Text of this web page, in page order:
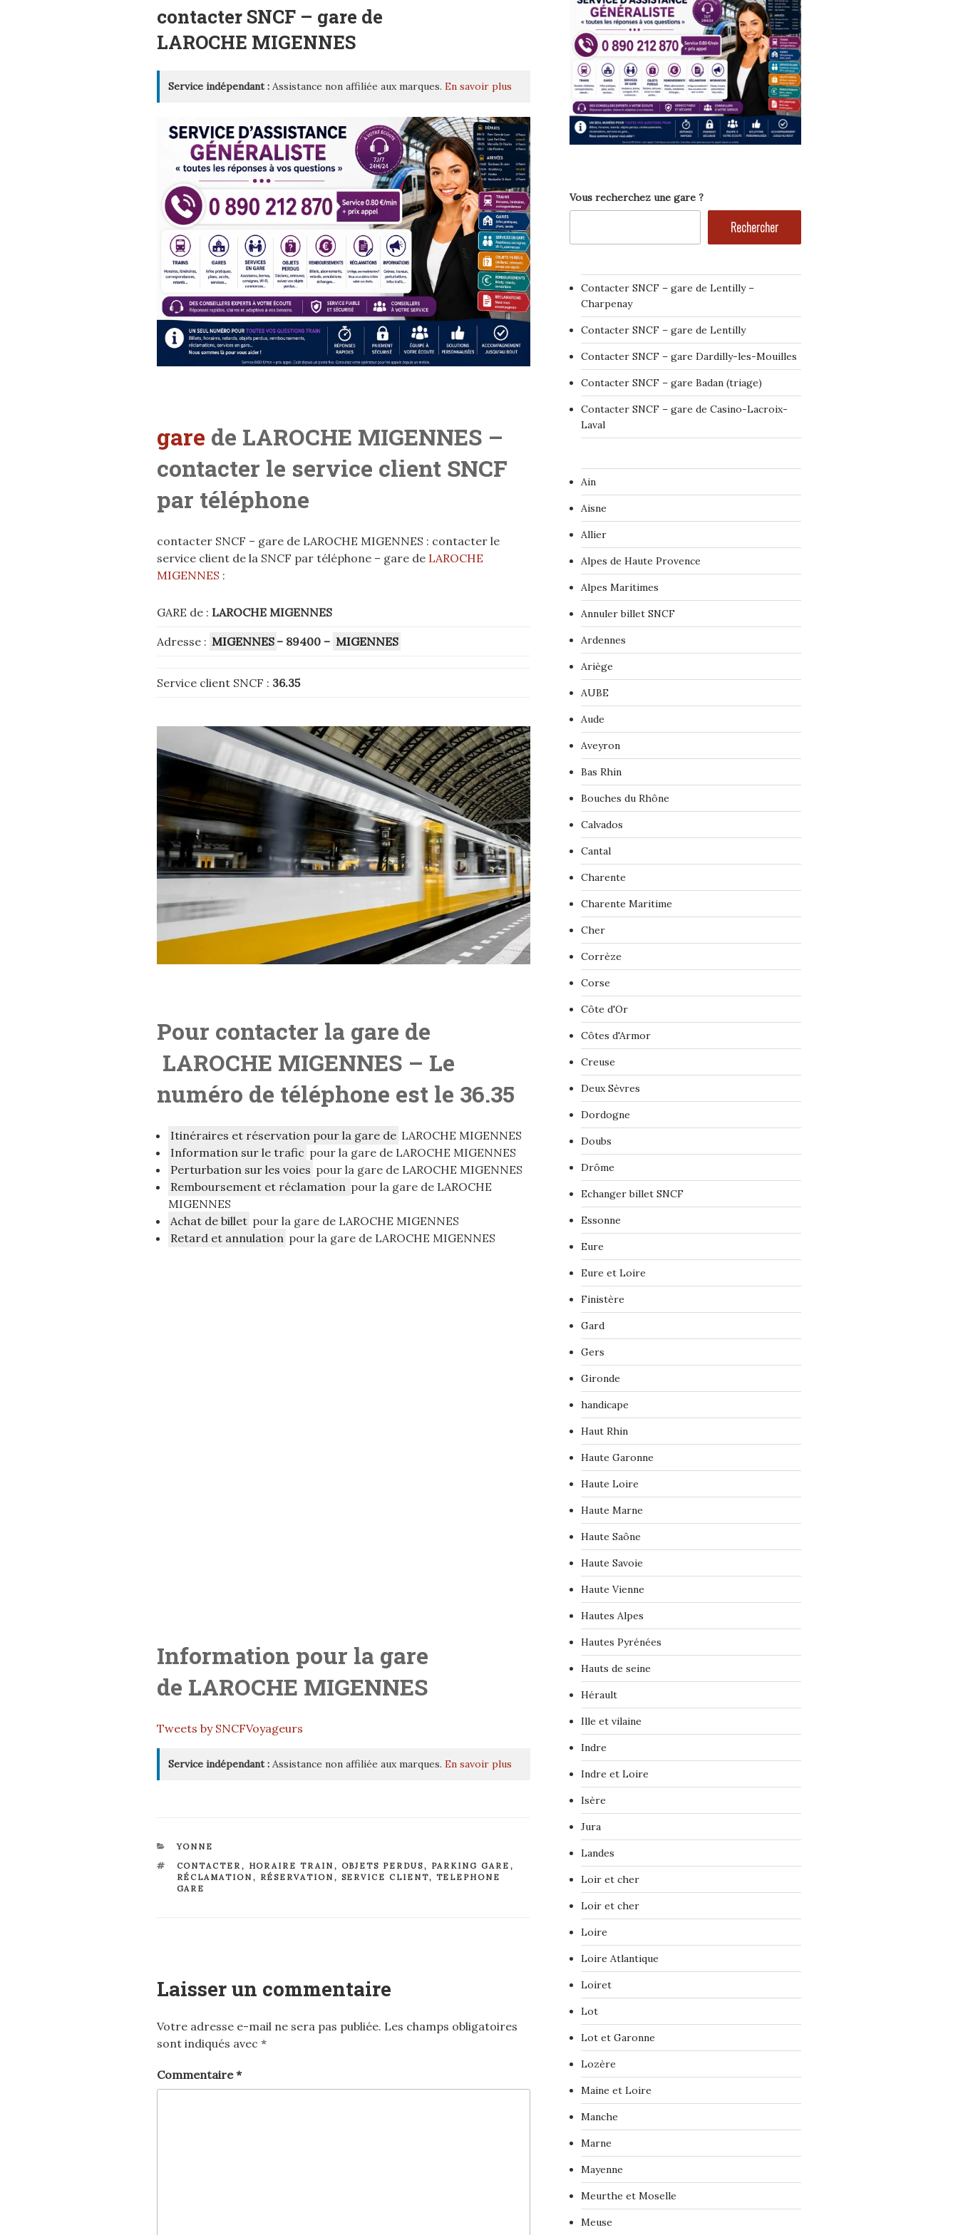
contacter SNCF – gare de
LAROCHE MIGENNES
Service indépendant : Assistance non affiliée aux marques. En savoir plus
gare de LAROCHE MIGENNES –
contacter le service client SNCF
par téléphone
contacter SNCF – gare de LAROCHE MIGENNES : contacter le
service client de la SNCF par téléphone – gare de LAROCHE
MIGENNES :
GARE de : LAROCHE MIGENNES
Adresse : MIGENNES – 89400 – MIGENNES
Service client SNCF : 36.35
Pour contacter la gare de
LAROCHE MIGENNES – Le
numéro de téléphone est le 36.35
Itinéraires et réservation pour la gare de LAROCHE MIGENNES
Information sur le trafic pour la gare de LAROCHE MIGENNES
Perturbation sur les voies pour la gare de LAROCHE MIGENNES
Remboursement et réclamation pour la gare de LAROCHE
MIGENNES
Achat de billet pour la gare de LAROCHE MIGENNES
Retard et annulation pour la gare de LAROCHE MIGENNES
Information pour la gare
de LAROCHE MIGENNES
Tweets by SNCFVoyageurs
Service indépendant : Assistance non affiliée aux marques. En savoir plus
CATÉGORIES
YONNE
ÉTIQUETTES
CONTACTER, HORAIRE TRAIN , OBJETS PERDUS, PARKING GARE ,
RÉCLAMATION , RÉSERVATION , SERVICE CLIENT, TELEPHONE
GARE
Laisser un commentaire
Votre adresse e-mail ne sera pas publiée. Les champs obligatoires
sont indiqués avec *
Commentaire*
Vous recherchez une gare ?
Rechercher
Contacter SNCF – gare de Lentilly –
Charpenay
Contacter SNCF – gare de Lentilly
Contacter SNCF – gare Dardilly-les-Mouilles
Contacter SNCF – gare Badan (triage)
Contacter SNCF – gare de Casino-Lacroix-
Laval
Ain
Aisne
Allier
Alpes de Haute Provence
Alpes Maritimes
Annuler billet SNCF
Ardennes
Ariège
AUBE
Aude
Aveyron
Bas Rhin
Bouches du Rhône
Calvados
Cantal
Charente
Charente Maritime
Cher
Corrèze
Corse
Côte d'Or
Côtes d'Armor
Creuse
Deux Sèvres
Dordogne
Doubs
Drôme
Echanger billet SNCF
Essonne
Eure
Eure et Loire
Finistère
Gard
Gers
Gironde
handicape
Haut Rhin
Haute Garonne
Haute Loire
Haute Marne
Haute Saône
Haute Savoie
Haute Vienne
Hautes Alpes
Hautes Pyrénées
Hauts de seine
Hérault
Ille et vilaine
Indre
Indre et Loire
Isère
Jura
Landes
Loir et cher
Loir et cher
Loire
Loire Atlantique
Loiret
Lot
Lot et Garonne
Lozère
Maine et Loire
Manche
Marne
Mayenne
Meurthe et Moselle
Meuse